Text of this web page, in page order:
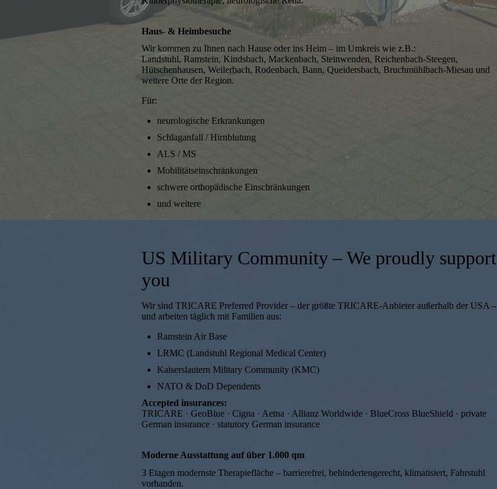
Haus- & Heimbesuche
Wir kommen zu Ihnen nach Hause oder ins Heim – im Umkreis wie z.B.:
Landstuhl, Ramstein, Kindsbach, Mackenbach, Steinwenden, Reichenbach-Steegen,
Hütschenhausen, Weilerbach, Rodenbach, Bann, Queidersbach, Bruchmühlbach-Miesau und
weitere Orte der Region.
Für:
neurologische Erkrankungen
Schlaganfall / Hirnblutung
ALS / MS
Mobilitätseinschränkungen
schwere orthopädische Einschränkungen
und weitere
US Military Community – We proudly support
you
Wir sind TRICARE Preferred Provider – der größte TRICARE-Anbieter außerhalb der USA –
und arbeiten täglich mit Familien aus:
Ramstein Air Base
LRMC (Landstuhl Regional Medical Center)
Kaiserslautern Military Community (KMC)
NATO & DoD Dependents
Accepted insurances:
TRICARE · GeoBlue · Cigna · Aetna · Allianz Worldwide · BlueCross BlueShield · private
German insurance · statutory German insurance
Moderne Ausstattung auf über 1.000 qm
3 Etagen modernste Therapiefläche – barrierefrei, behindertengerecht, klimatisiert, Fahrstuhl
vorhanden.